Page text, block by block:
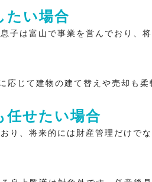
たい場合
子は富山で事業を営んでおり、
じて建物の建て替えや売却も
任せたい場合
り、将来的には財産管理だけで